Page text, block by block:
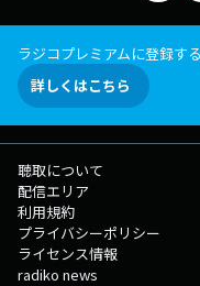
ラジコプレミアムに登録す
詳しくはこちら
聴取について
配信エリア
利用規約
プライバシーポリシー
ライセンス情報
radiko news